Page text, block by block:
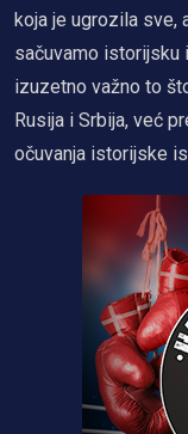
koja je ugrozila sve,
sačuvamo istorijsku
izuzetno važno to
Rusija i Srbija, već
očuvanja istorijske